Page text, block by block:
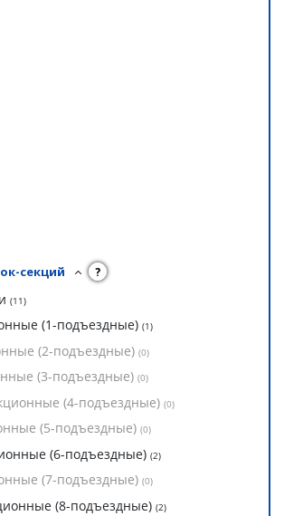
секций ?
(11)
(1-подъездные) (1)
(2-подъездные) (0)
(3-подъездные) (0)
(4-подъездные) (0)
(5-подъездные) (0)
(6-подъездные) (2)
(7-подъездные) (0)
(8-подъездные) (2)